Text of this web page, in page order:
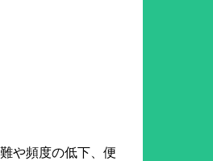
や頻度の低下、便